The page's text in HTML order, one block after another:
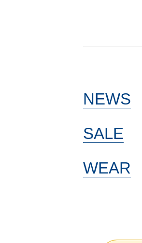
NEWS
SALE
WEAR